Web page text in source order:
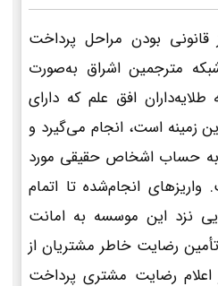
قانونی بودن مراحل پرداخت
شبکه مترجمین اشراق به‌صورت
افق علم که دارای
زمینه است، انجام می‌گیرد و
حساب اشخاص حقیقی مورد
انجام‌شده تا اتمام
نزد این موسسه به امانت
رضایت خاطر مشتریان از
رضایت مشتری پرداخت